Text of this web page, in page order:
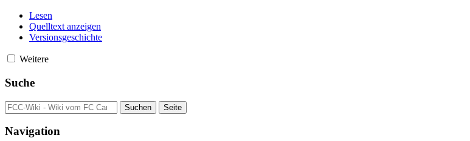
Lesen
Quelltext anzeigen
Versionsgeschichte
Weitere
Suche
Navigation